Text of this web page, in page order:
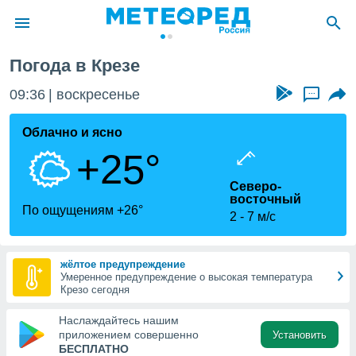
о
Вы можете
к этому
доступ
Погода в Крезе
09:36 воскресенье ...
Облачно и ясно
+25°
По ощущениям +26°
Северо-
восточный
2
7 м/с
жёлтое предупреждение
Умеренное предупреждение о высокая температура
Крезо сегодня
Наслаждайтесь нашим
приложением совершенно
БЕСПЛАТНО
Установить